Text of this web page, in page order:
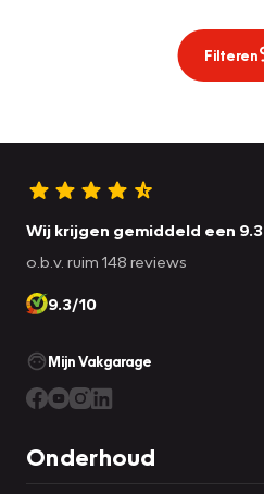
Filteren
Wij krijgen gemiddeld een 9.3
o.b.v. ruim 148 reviews
9.3/10
Mijn Vakgarage
Onderhoud